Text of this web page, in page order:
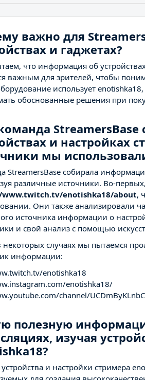
важно для
и гаджетах?
что информация об
важным для зрителей, чтобы
использует
обоснованные решения при
и настройках
мы
StreamersBase собирала
различные источники. Во-
enotishka18/about,
Они также анализировали
источника информации о
и свой анализ с помощью
некоторых случаях мы пытаемся
информации:
enotishka18
enotishka18/
channel/
полезную
изучая
и настройки стримера